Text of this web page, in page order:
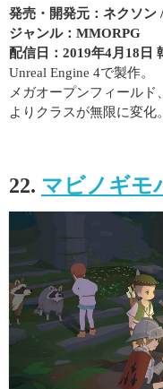
発売・開発元：ネクソ
ジャンル：MMORPG
配信日：2019年4月18日
Unreal Engine 4で製作。
メガオープンフィール
よりクラスが無限に変化。
22. マビノギモ